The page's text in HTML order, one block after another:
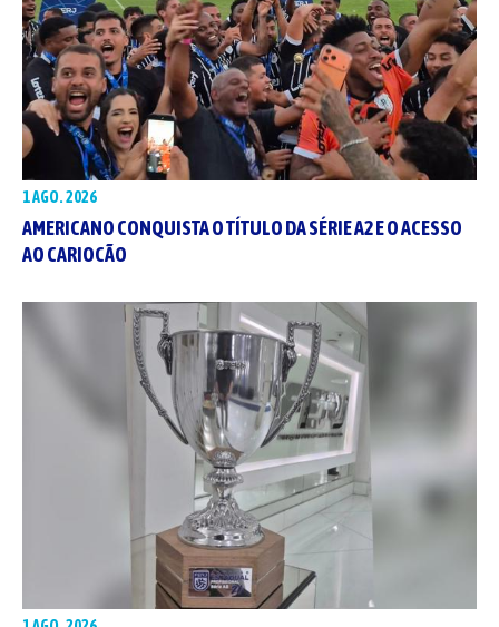
1 AGO. 2026
AMERICANO CONQUISTA O TÍTULO DA SÉRIE A2 E O ACESSO
AO CARIOCÃO